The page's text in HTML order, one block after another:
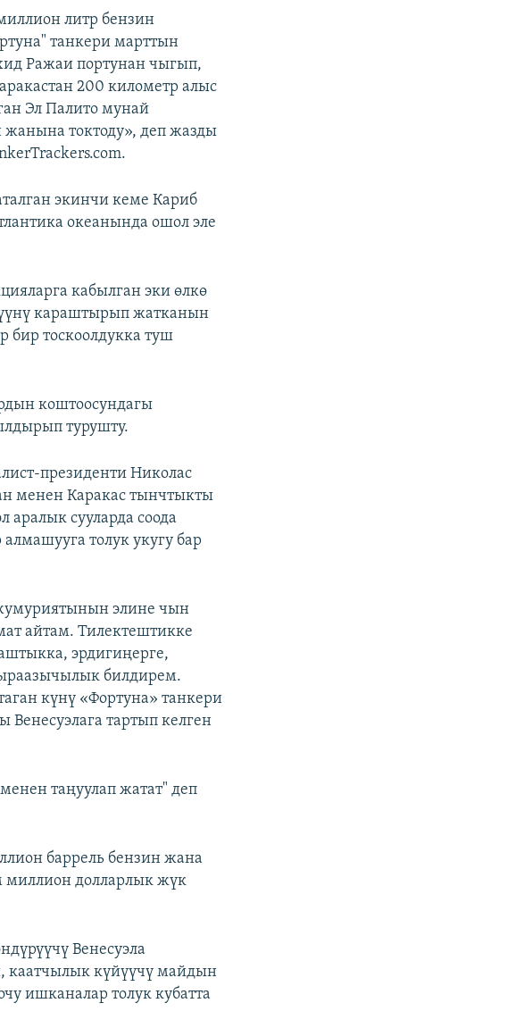
литр бензин
танкери марттын
Ражаи портунан чыгып,
200 километр алыс
Эл Палито мунай
токтоду», деп жазды
экинчи кеме Кариб
океанында ошол эле
кабылган эки өлкө
караштырып жатканын
бир тоскоолдукка туш
коштоосундагы
турушту.
президенти Николас
менен Каракас тынчтыкты
аралык сууларда соода
алмашууга толук укугу бар
элине чын
айтам. Тилектештикке
эрдигиңерге,
билдирем.
күнү «Фортуна» танкери
Венесуэлага тартып келген
таңуулап жатат" деп
баррель бензин жана
долларлык жүк
Венесуэла
каатчылык күйүүчү майдын
ишканалар толук кубатта